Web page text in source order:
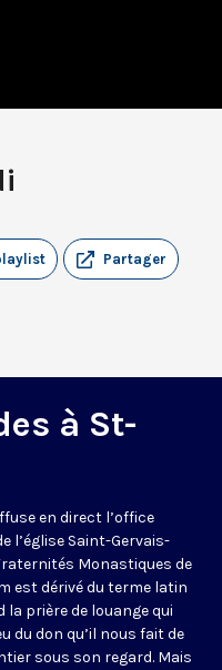
Partager
à St-
en direct l’office
l’église Saint-Gervais-
Monastiques de
est dérivé du terme latin
la prière de louange qui
du don qu’il nous fait de
sous son regard. Mais